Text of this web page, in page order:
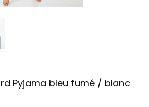
Pyjama bleu fumé / blanc